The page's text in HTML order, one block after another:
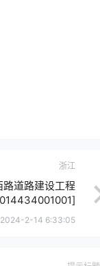
浙江
道路建设工程
2024-2-14 6:33:05